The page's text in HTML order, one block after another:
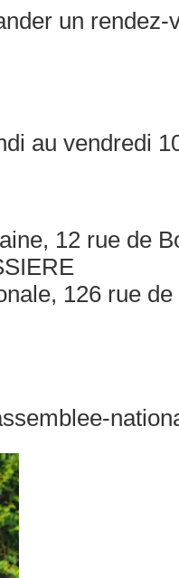
un
au vendredi
12 rue de
126 rue de